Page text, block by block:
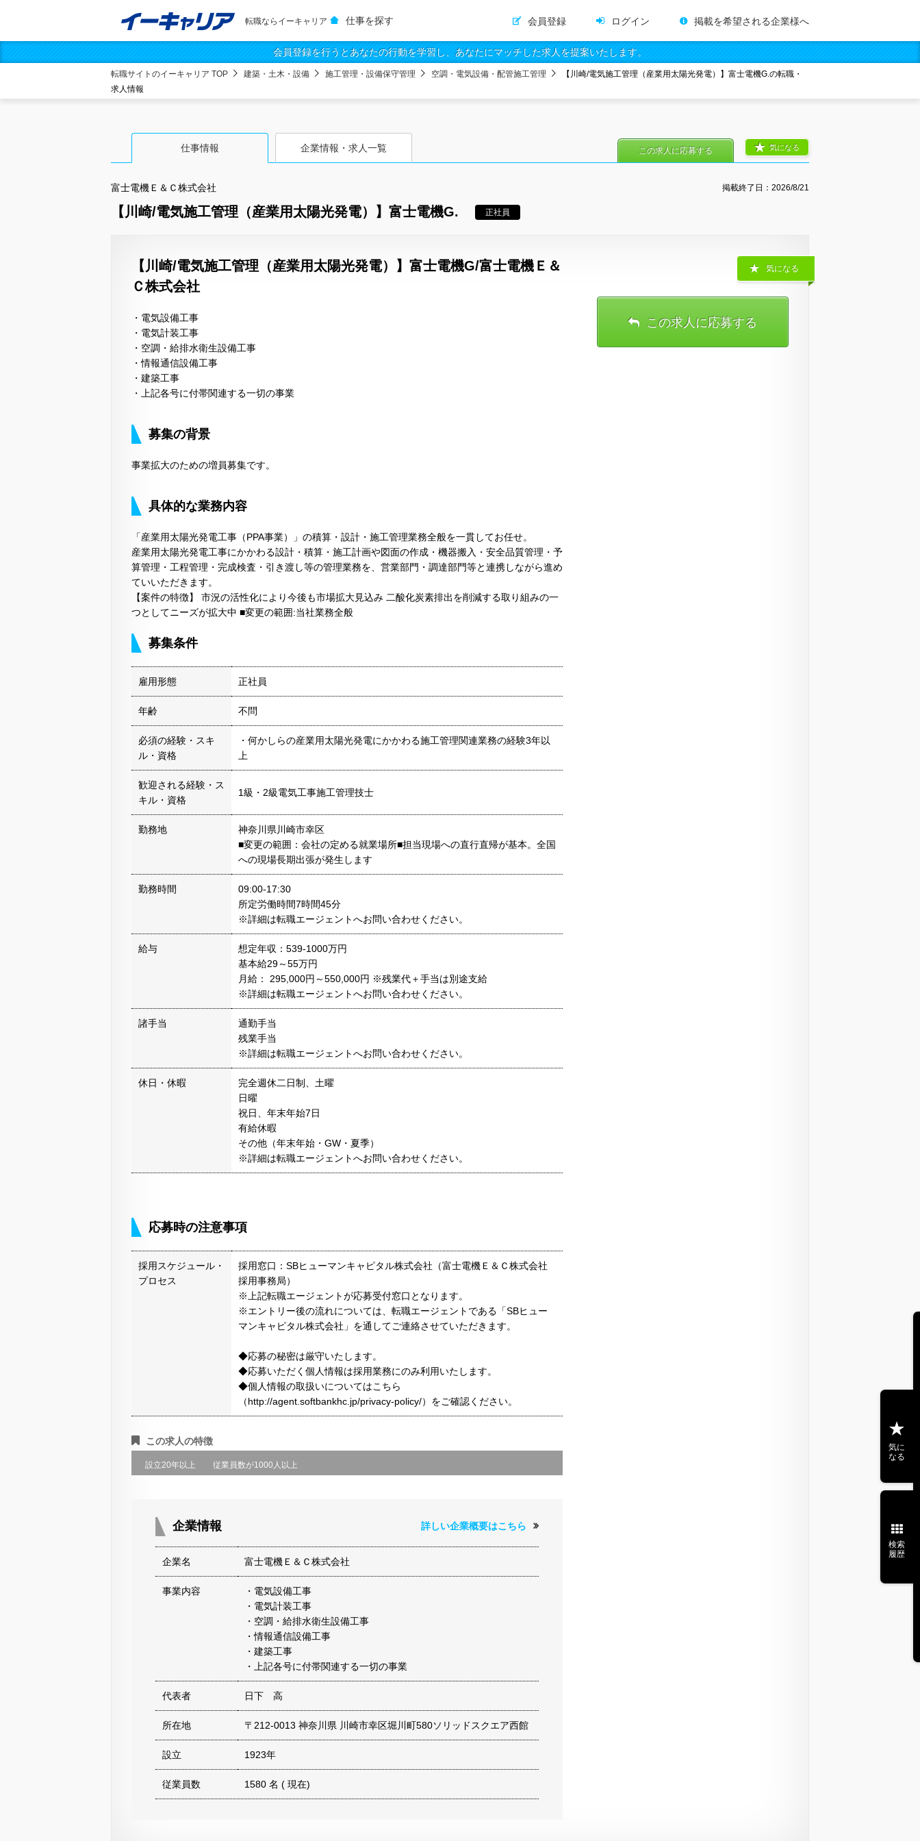
転職ならイーキャリア 仕事を探す 会員登録 ログイン 掲載を希望される企業様へ
会員登録を行うとあなたの行動を学習し、あなたにマッチした求人を提案いたします。
転職サイトのイーキャリア TOP 建築・土木・設備 施工管理・設備保守管理 空調・電気設備・配管施工管理
【川崎/電気施工管理（産業用太陽光発電）】富士電機G.の転職・
求人情報
仕事情報 企業情報・求人一覧
富士電機Ｅ＆Ｃ株式会社 掲載終了日： 2026/8/21
【川崎/電気施工管理（産業用太陽光発電）】富士電機G. 正社員
気になる
この求人に応募する
【川崎/電気施工管理（産業用太陽光発電）】富士電機G/富士電機Ｅ＆
Ｃ株式会社
・電気設備工事
・電気計装工事
・空調・給排水衛生設備工事
・情報通信設備工事
・建築工事
・上記各号に付帯関連する一切の事業
募集の背景
事業拡大のための増員募集です。
具体的な業務内容
「産業用太陽光発電工事（PPA事業）」の積算・設計・施工管理業務全般を一貫してお任せ。
産業用太陽光発電工事にかかわる設計・積算・施工計画や図面の作成・機器搬入・安全品質管理・予
算管理・工程管理・完成検査・引き渡し等の管理業務を、営業部門・調達部門等と連携しながら進め
ていいただきます。
【案件の特徴】 市況の活性化により今後も市場拡大見込み 二酸化炭素排出を削減する取り組みの一
つとしてニーズが拡大中 ■変更の範囲:当社業務全般
募集条件
雇用形態 正社員
年齢 不問
必須の経験・スキ
ル・資格
・何かしらの産業用太陽光発電にかかわる施工管理関連業務の経験3年以
上
歓迎される経験・ス
キル・資格
1級・2級電気工事施工管理技士
勤務地
神奈川県川崎市幸区
■変更の範囲：会社の定める就業場所■担当現場への直行直帰が基本。全国
への現場長期出張が発生します
勤務時間
09:00-17:30
所定労働時間7時間45分
※詳細は転職エージェントへお問い合わせください。
給与
想定年収：539-1000万円
基本給29～55万円
月給： 295,000円～550,000円 ※残業代＋手当は別途支給
※詳細は転職エージェントへお問い合わせください。
諸手当
通勤手当
残業手当
※詳細は転職エージェントへお問い合わせください。
休日・休暇
完全週休二日制、土曜
日曜
祝日、年末年始7日
有給休暇
その他（年末年始・GW・夏季）
※詳細は転職エージェントへお問い合わせください。
応募時の注意事項
採用スケジュール・
プロセス
採用窓口：SBヒューマンキャピタル株式会社（富士電機Ｅ＆Ｃ株式会社
採用事務局）
※上記転職エージェントが応募受付窓口となります。
※エントリー後の流れについては、転職エージェントである「SBヒュー
マンキャピタル株式会社」を通してご連絡させていただきます。
◆応募の秘密は厳守いたします。
◆応募いただく個人情報は採用業務にのみ利用いたします。
◆個人情報の取扱いについてはこちら
（http://agent.softbankhc.jp/privacy-policy/）をご確認ください。
この求人の特徴
設立20年以上 従業員数が1000人以上
企業情報 詳しい企業概要はこちら
企業名 富士電機Ｅ＆Ｃ株式会社
事業内容
・電気設備工事
・電気計装工事
・空調・給排水衛生設備工事
・情報通信設備工事
・建築工事
・上記各号に付帯関連する一切の事業
代表者 日下 高
所在地 〒212-0013 神奈川県 川崎市幸区堀川町580ソリッドスクエア西館
設立 1923年
従業員数 1580 名 ( 現在)
気になる
この求人に応募する
気に
なる
検索
履歴